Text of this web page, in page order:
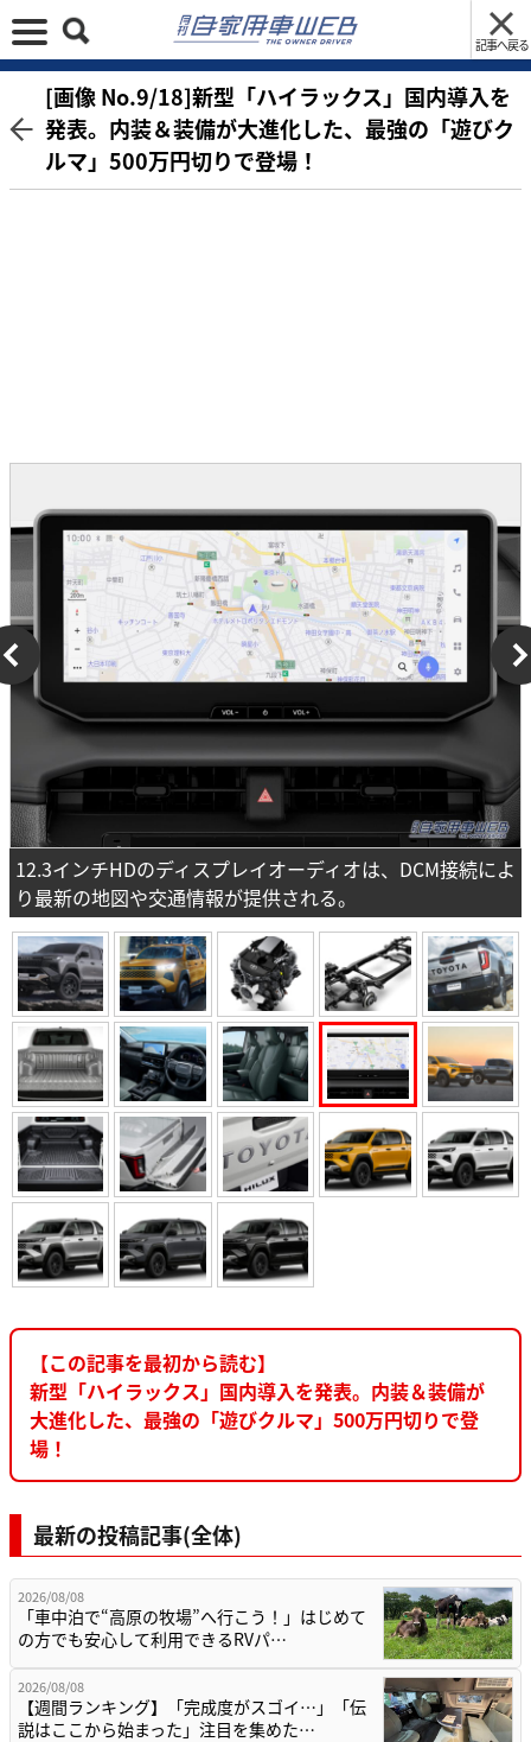
記事へ戻る
[画像 No.9/18]新型「ハイラックス」国内導入を
発表。内装＆装備が大進化した、最強の「遊びク
ルマ」500万円切りで登場！
12.3インチHDのディスプレイオーディオは、DCM接続によ
り最新の地図や交通情報が提供される。
【この記事を最初から読む】
新型「ハイラックス」国内導入を発表。内装＆装備が
大進化した、最強の「遊びクルマ」500万円切りで登
場！
最新の投稿記事(全体)
2026/08/08
「車中泊で“高原の牧場”へ行こう！」はじめて
の方でも安心して利用できるRVパ…
2026/08/08
【週間ランキング】「完成度がスゴイ…」「伝
説はここから始まった」注目を集めた…